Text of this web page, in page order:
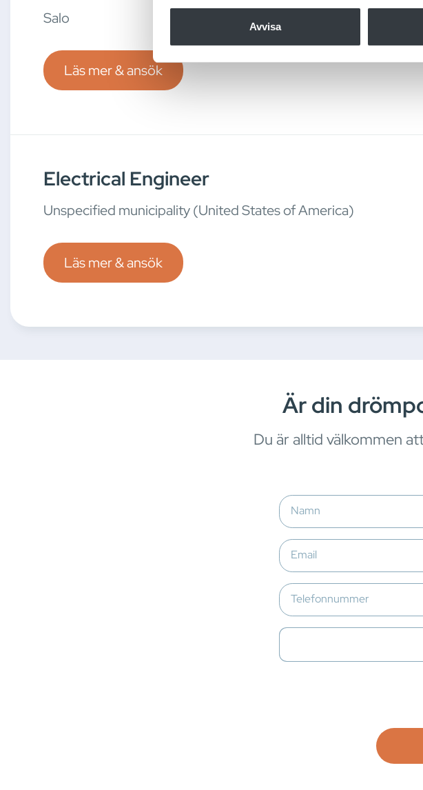
sociala medier och analysera vår trafik. Vi
till de sociala medier och annons- och
Avvisa
Salo
Läs mer & ansök
Electrical Engineer
Unspecified municipality (United States of America)
Läs mer & ansök
Är din
Du är alltid välkommen